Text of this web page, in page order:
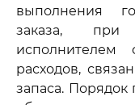
выполнения
заказа, при
исполнителем
расходов,
запаса.